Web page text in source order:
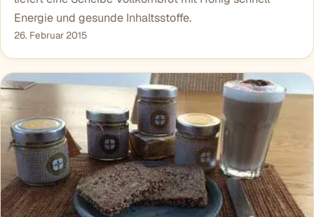
Energie und gesunde Inhaltsstoffe.
26. Februar 2015